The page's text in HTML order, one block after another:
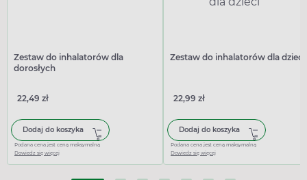
Zestaw do inhalatorów dla
dorosłych
22,49 zł
Dodaj do koszyka
Podana cena jest ceną maksymalną
Dowiedz się więcej
Zestaw do inhalatorów dla dzieci
22,99 zł
Dodaj do koszyka
Podana cena jest ceną maksymalną
Dowiedz się więcej